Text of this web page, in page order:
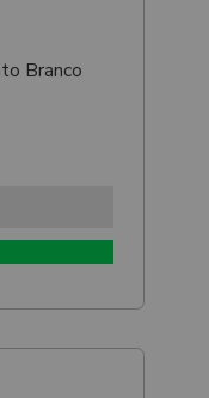
Branco